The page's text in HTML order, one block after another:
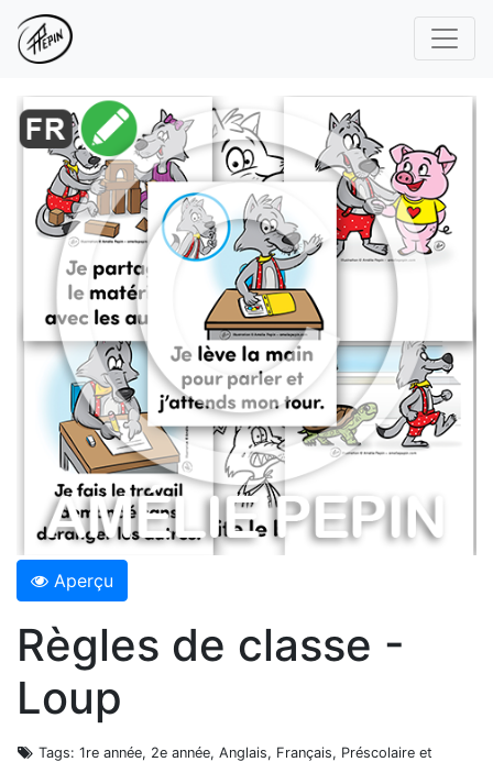
Aperçu
Règles de classe -
Loup
Tags: 1re année, 2e année, Anglais, Français, Préscolaire et